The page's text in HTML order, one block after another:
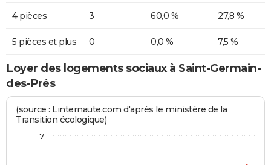
4 pièces 3 60,0 % 27,8 %
5 pièces et plus 0 0,0 % 7,5 %
Loyer des logements sociaux à Saint-Germain-
des-Prés
(source : Linternaute.com d'après le ministère de la
Transition écologique)
7